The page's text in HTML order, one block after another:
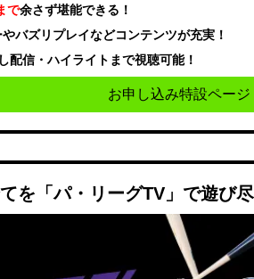
で余さず堪能できる！
バズリプレイなどコンテンツが充実！
配信・ハイライトまで視聴可能！
お申し込み特設ページ
を「パ・リーグTV」で遊び尽